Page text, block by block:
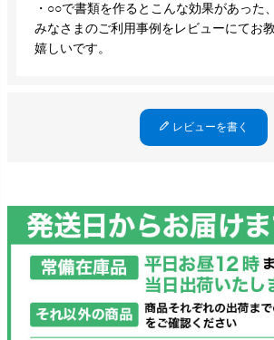
・○○で書類を作るとこんな効果があった
みなさまのご利用事例をレビューにてお
嬉しいです。
レビューを書く